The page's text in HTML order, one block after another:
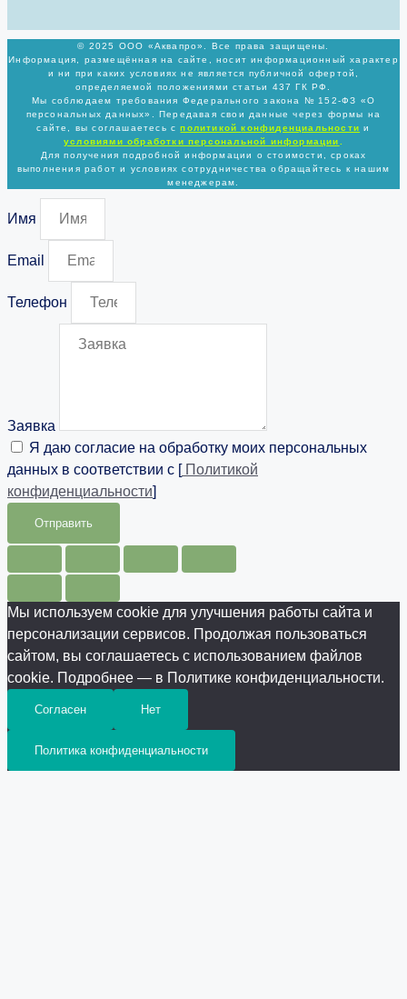
© 2025 ООО «Аквапро». Все права защищены.
Информация, размещённая на сайте, носит информационный характер
и ни при каких условиях не является публичной офертой,
определяемой положениями статьи 437 ГК РФ.
Мы соблюдаем требования Федерального закона № 152-ФЗ «О
персональных данных». Передавая свои данные через формы на
сайте, вы соглашаетесь сполитикойконфиденциальности и
условиями обработки персональной информации
Для получения подробной информации о стоимости, сроках
выполнения работ и условиях сотрудничества обращайтесь к нашим
менеджерам.
Имя
Email
Телефон
Заявка
Я даю согласие на обработку моих персональных
данных в соответствии с [Политикой
конфиденциальности]
Отправить
Мы используем cookie для улучшения работы сайта и
персонализации сервисов. Продолжая пользоваться
сайтом, вы соглашаетесь с использованием файлов
cookie. Подробнее — в Политике конфиденциальности.
Согласен Нет
Политика конфиденциальности